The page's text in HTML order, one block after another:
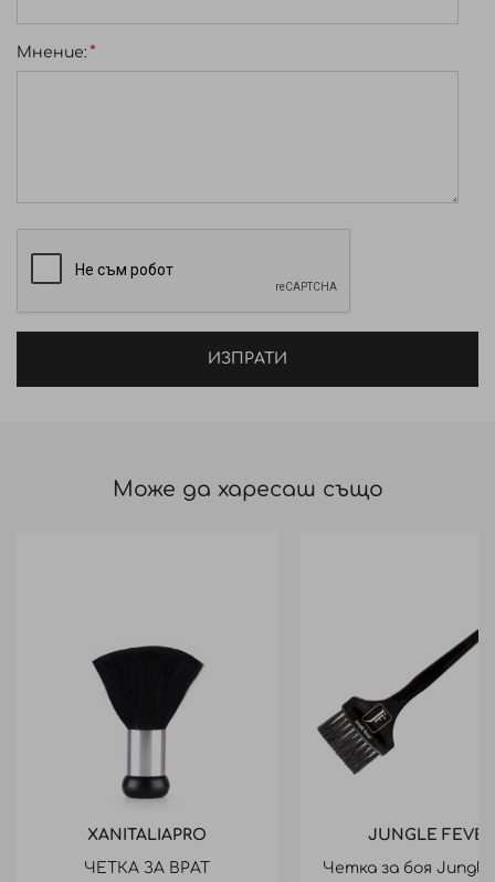
Мнение:
ИЗПРАТИ
Може да харесаш също
XANITALIAPRO
ЧЕТКА ЗА ВРАТ
JUNGLE FEVER
Четка за боя Jungle